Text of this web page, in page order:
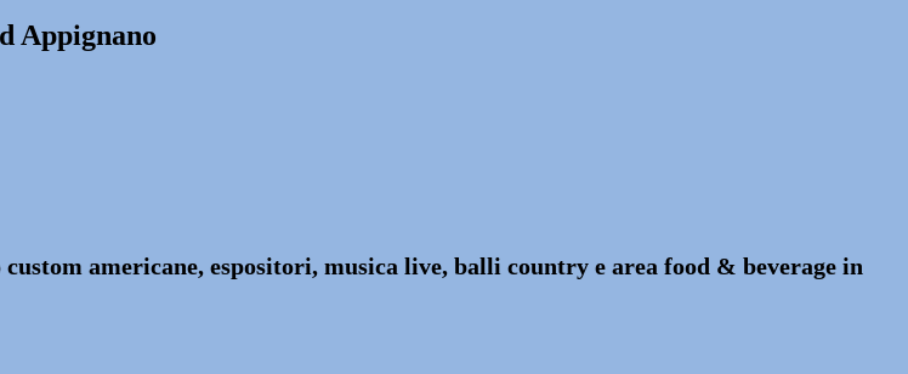
Appignano
americane, espositori, musica live, balli country e area food & beverage in